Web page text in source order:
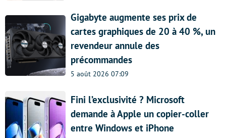
Gigabyte augmente ses prix de
cartes graphiques de 20 à 40 %, un
revendeur annule des
précommandes
5 août 2026 07:09
Fini l’exclusivité ? Microsoft
demande à Apple un copier-coller
entre Windows et iPhone